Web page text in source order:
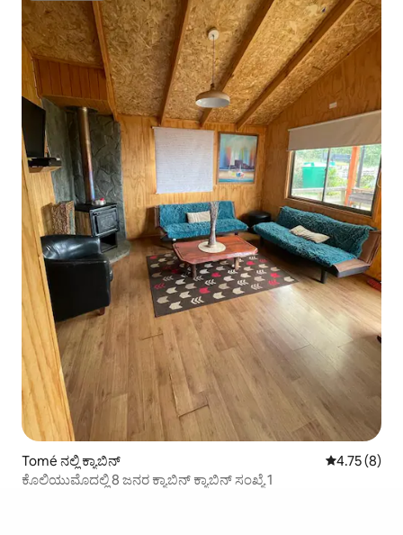
Tomé ನಲ್ಲಿ ಕ್ಯಾಬಿನ್ 5 ರಲ್ಲಿ 4.75
4.75 (8)
ಕೊಲಿಯುಮೊದಲ್ಲಿ 8 ಜನರ ಕ್ಯಾಬಿನ್ ಕ್ಯಾಬಿನ್ ಸಂಖ್ಯೆ 1